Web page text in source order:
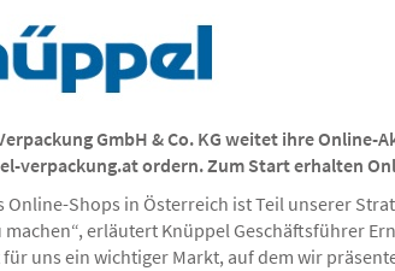
GmbH & Co. KG weitet ihre
verpackung.at ordern. Zum Start erhalten
Online-Shops in Österreich ist Teil unserer
machen“, erläutert Knüppel Geschäftsführer
uns ein wichtiger Markt, auf dem wir